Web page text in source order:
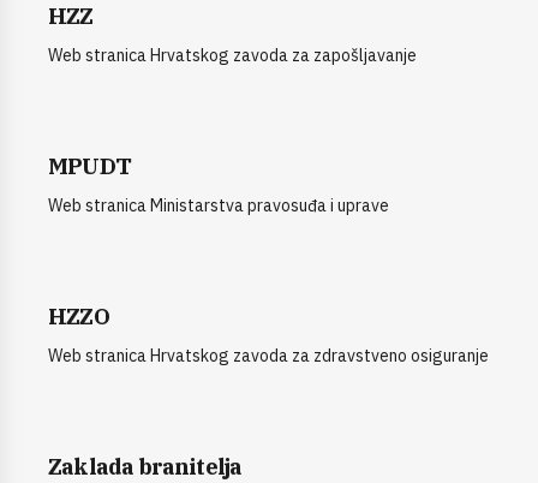
HZZ
Web stranica Hrvatskog zavoda za zapošljavanje
MPUDT
Web stranica Ministarstva pravosuđa i uprave
HZZO
Web stranica Hrvatskog zavoda za zdravstveno osiguranje
Zaklada branitelja